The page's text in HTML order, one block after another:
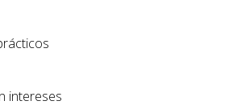
intereses